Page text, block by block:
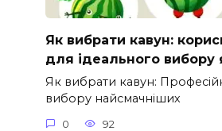
Як вибрати кавун:
для ідеального вибору
Як вибрати кавун:
вибору найсмачніших
0 92